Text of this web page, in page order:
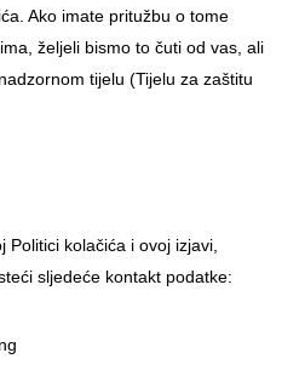
Ako imate pritužbu o tome
željeli bismo to čuti od vas, ali
tijelu (Tijelu za zaštitu
kolačića i ovoj izjavi,
sljedeće kontakt podatke: